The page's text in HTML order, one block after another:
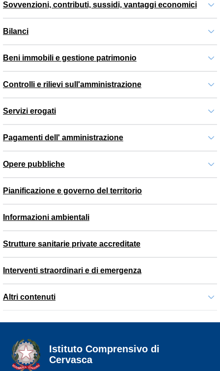
Sovvenzioni, contributi, sussidi, vantaggi economici
Bilanci
Beni immobili e gestione patrimonio
Controlli e rilievi sull'amministrazione
Servizi erogati
Pagamenti dell' amministrazione
Opere pubbliche
Pianificazione e governo del territorio
Informazioni ambientali
Strutture sanitarie private accreditate
Interventi straordinari e di emergenza
Altri contenuti
Istituto Comprensivo di
Cervasca